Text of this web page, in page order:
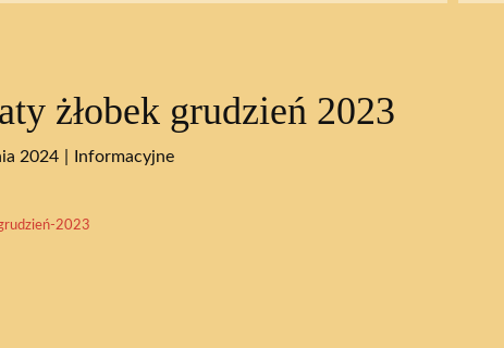
żłobek grudzień 2023
2024 Informacyjne
2023